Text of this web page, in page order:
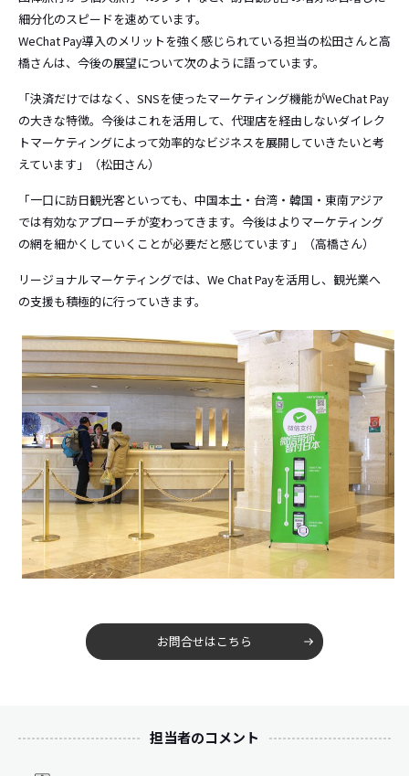
細分化のスピードを速めています。
WeChat Pay導入のメリットを強く感じられている担当の松田さんと高
橋さんは、今後の展望について次のように語っています。
「決済だけではなく、SNSを使ったマーケティング機能がWeChat Pay
の大きな特徴。今後はこれを活用して、代理店を経由しないダイレク
トマーケティングによって効率的なビジネスを展開していきたいと考
えています」（松田さん）
「一口に訪日観光客といっても、中国本土・台湾・韓国・東南アジア
では有効なアプローチが変わってきます。今後はよりマーケティング
の網を細かくしていくことが必要だと感じています」（高橋さん）
リージョナルマーケティングでは、We Chat Payを活用し、観光業へ
の支援も積極的に行っていきます。
お問合せはこちら
担当者のコメント